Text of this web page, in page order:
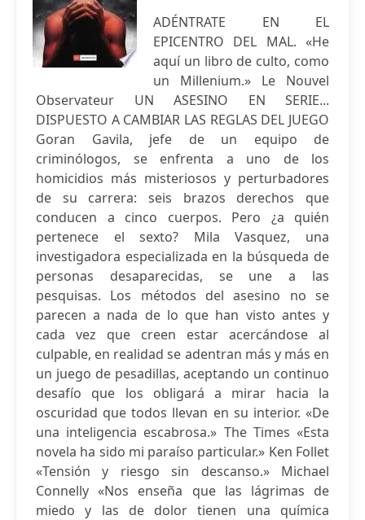
ADÉNTRATE EN EL
EPICENTRO DEL MAL. «He
aquí un libro de culto, como
un Millenium.» Le Nouvel
Observateur UN ASESINO EN SERIE...
DISPUESTO A CAMBIAR LAS REGLAS DEL JUEGO
Goran Gavila, jefe de un equipo de
criminólogos, se enfrenta a uno de los
homicidios más misteriosos y perturbadores
de su carrera: seis brazos derechos que
conducen a cinco cuerpos. Pero ¿a quién
pertenece el sexto? Mila Vasquez, una
investigadora especializada en la búsqueda de
personas desaparecidas, se une a las
pesquisas. Los métodos del asesino no se
parecen a nada de lo que han visto antes y
cada vez que creen estar acercándose al
culpable, en realidad se adentran más y más en
un juego de pesadillas, aceptando un continuo
desafío que los obligará a mirar hacia la
oscuridad que todos llevan en su interior. «De
una inteligencia escabrosa.» The Times «Esta
novela ha sido mi paraíso particular.» Ken Follet
«Tensión y riesgo sin descanso.» Michael
Connelly «Nos enseña que las lágrimas de
miedo y las de dolor tienen una química